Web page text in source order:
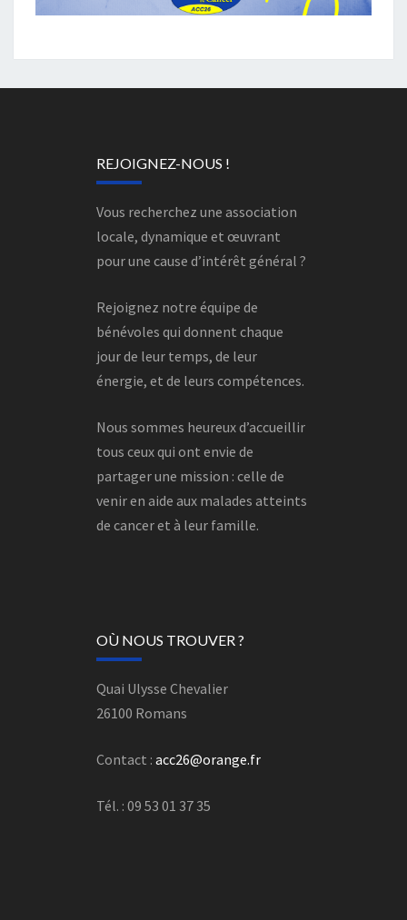
REJOIGNEZ-NOUS !
Vous recherchez une association
locale, dynamique et œuvrant
pour une cause d’intérêt général ?
Rejoignez notre équipe de
bénévoles qui donnent chaque
jour de leur temps, de leur
énergie, et de leurs compétences.
Nous sommes heureux d’accueillir
tous ceux qui ont envie de
partager une mission : celle de
venir en aide aux malades atteints
de cancer et à leur famille.
OÙ NOUS TROUVER ?
Quai Ulysse Chevalier
26100 Romans
Contact :acc26@orange.fr
Tél. : 09 53 01 37 35